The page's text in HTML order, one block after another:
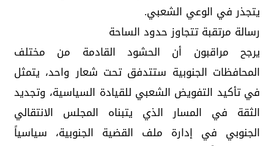
يتجذر في الوعي الشعبي.
رسالة مرتقبة تتجاوز حدود الساحة
يرجح مراقبون أن الحشود القادمة من مختلف
المحافظات الجنوبية ستتدفق تحت شعار واحد، يتمثل
في تأكيد التفويض الشعبي للقيادة السياسية، وتجديد
الثقة في المسار الذي يتبناه المجلس الانتقالي
الجنوبي في إدارة ملف القضية الجنوبية، سياسياً